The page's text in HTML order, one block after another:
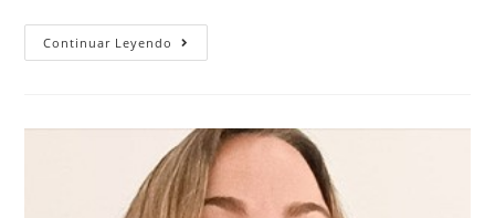
Continuar Leyendo